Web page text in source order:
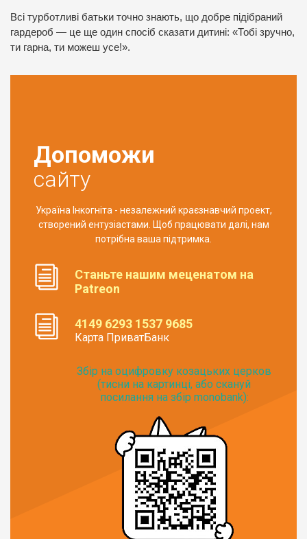
Всі турботливі батьки точно знають, що добре підібраний
гардероб — це ще один спосіб сказати дитині: «Тобі зручно,
ти гарна, ти можеш усе!».
Допоможи
сайту
Україна Інкогніта - незалежний краєзнавчий проект,
створений ентузіастами. Щоб працювати далі, нам
потрібна ваша підтримка.
Станьте нашим меценатом на
Patreon
4149 6293 1537 9685
Карта ПриватБанк
Збір на оцифровку козацьких церков
(тисни на картинці, або скануй
посилання на збір monobank):